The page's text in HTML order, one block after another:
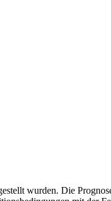
wurden. Die